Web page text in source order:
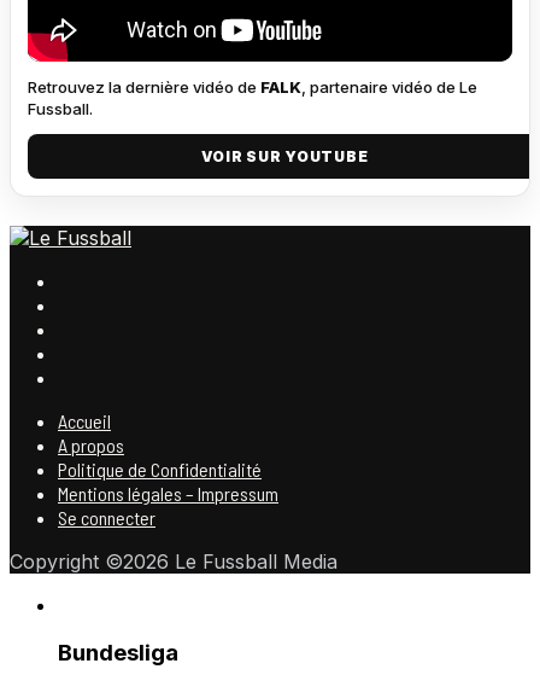
Retrouvez la dernière vidéo de FALK , partenaire vidéo de Le
Fussball.
VOIR SUR YOUTUBE
Accueil
A propos
Politique de Confidentialité
Mentions légales – Impressum
Se connecter
Copyright ©2026 Le Fussball Media
Bundesliga